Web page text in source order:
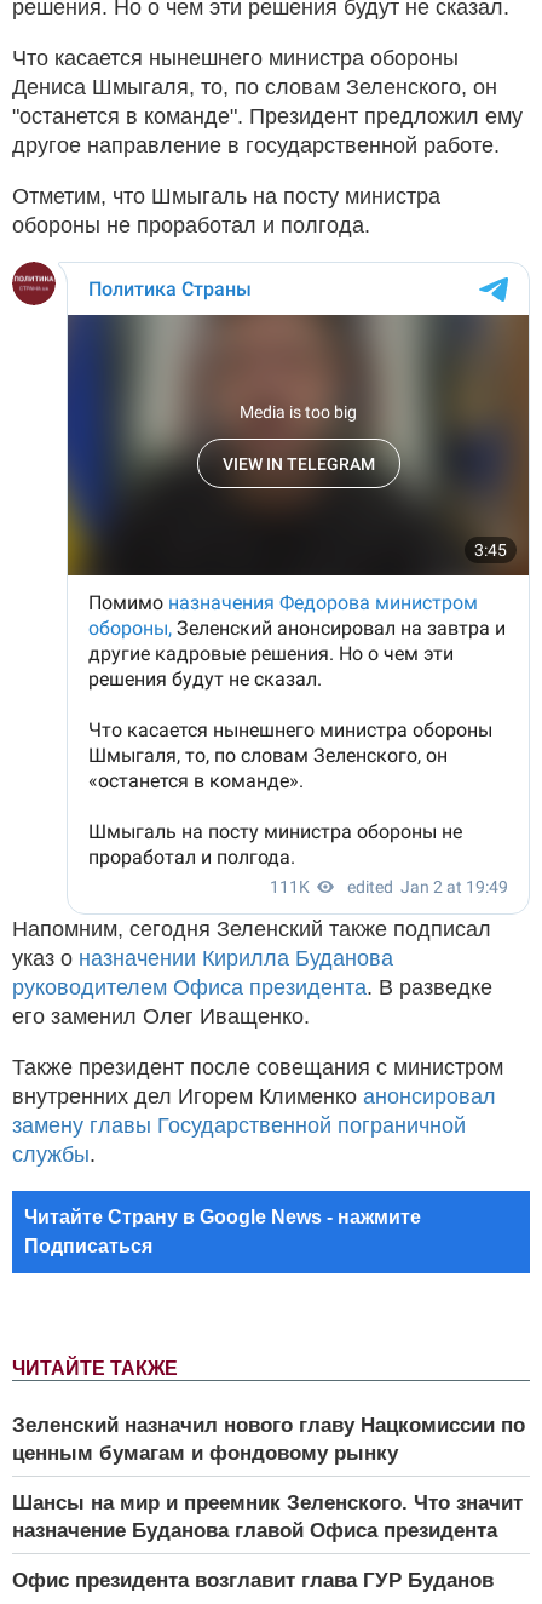
ЧИТАЙТЕ ТАКЖЕ
Зеленский назначил нового главу Нацкомиссии по
ценным бумагам и фондовому рынку
Шансы на мир и преемник Зеленского. Что значит
назначение Буданова главой Офиса президента
Офис президента возглавит глава ГУР Буданов
решения. Но о чем эти решения будут не сказал.
Что касается нынешнего министра обороны
Дениса Шмыгаля, то, по словам Зеленского, он
"останется в команде". Президент предложил ему
другое направление в государственной работе.
Отметим, что Шмыгаль на посту министра
обороны не проработал и полгода.
Напомним, сегодня Зеленский также подписал
указ о назначении Кирилла Буданова
руководителем Офиса президента. В разведке
его заменил Олег Иващенко.
Также президент после совещания с министром
внутренних дел Игорем Клименко анонсировал
замену главы Государственной пограничной
службы.
Читайте Страну в Google News - нажмите
Подписаться